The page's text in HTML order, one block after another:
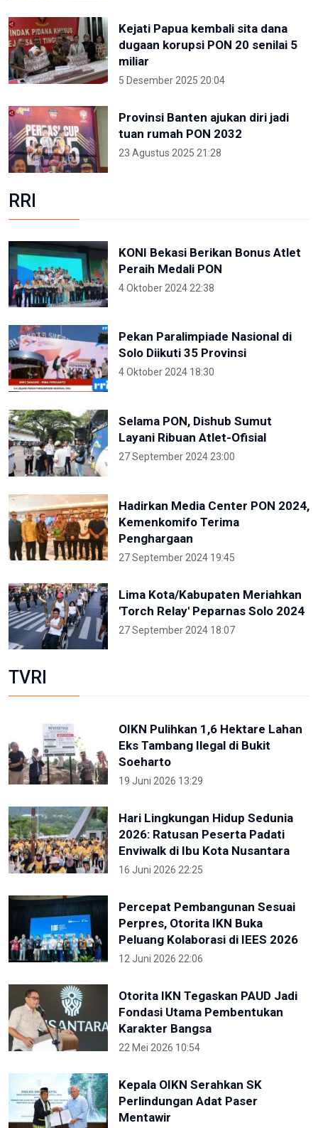
Kejati Papua kembali sita dana
dugaan korupsi PON 20 senilai 5
miliar
5 Desember 2025 20:04
Provinsi Banten ajukan diri jadi
tuan rumah PON 2032
23 Agustus 2025 21:28
RRI
KONI Bekasi Berikan Bonus Atlet
Peraih Medali PON
4 Oktober 2024 22:38
Pekan Paralimpiade Nasional di
Solo Diikuti 35 Provinsi
4 Oktober 2024 18:30
Selama PON, Dishub Sumut
Layani Ribuan Atlet-Ofisial
27 September 2024 23:00
Hadirkan Media Center PON 2024,
Kemenkomifo Terima
Penghargaan
27 September 2024 19:45
Lima Kota/Kabupaten Meriahkan
'Torch Relay' Peparnas Solo 2024
27 September 2024 18:07
TVRI
OIKN Pulihkan 1,6 Hektare Lahan
Eks Tambang Ilegal di Bukit
Soeharto
19 Juni 2026 13:29
Hari Lingkungan Hidup Sedunia
2026: Ratusan Peserta Padati
Enviwalk di Ibu Kota Nusantara
16 Juni 2026 22:25
Percepat Pembangunan Sesuai
Perpres, Otorita IKN Buka
Peluang Kolaborasi di IEES 2026
12 Juni 2026 22:06
Otorita IKN Tegaskan PAUD Jadi
Fondasi Utama Pembentukan
Karakter Bangsa
22 Mei 2026 10:54
Kepala OIKN Serahkan SK
Perlindungan Adat Paser
Mentawir